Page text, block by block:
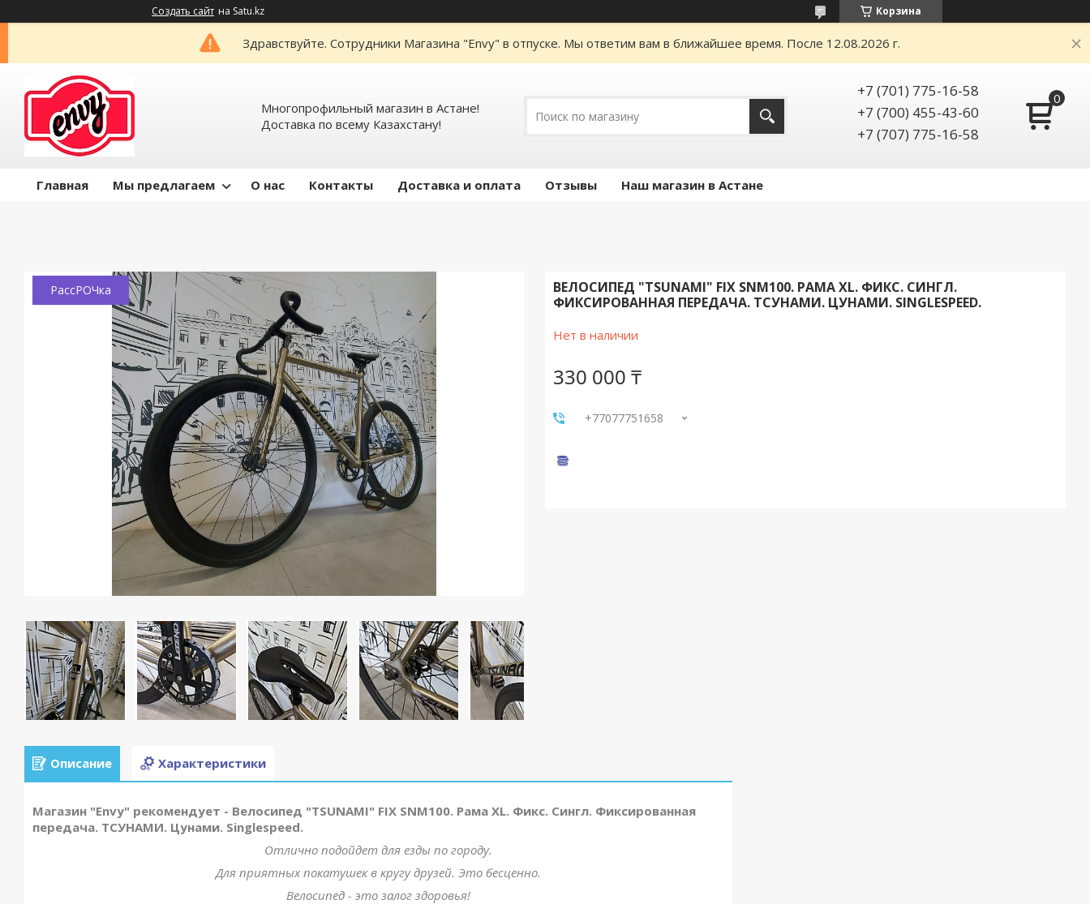
Создать сайт на Satu.kz Корзина
Здравствуйте. Сотрудники Магазина "Envy" в отпуске. Мы ответим вам в ближайшее время. После 12.08.2026 г.
Многопрофильный магазин в Астане!
Доставка по всему Казахстану!
+7 (701) 775-16-58
+7 (700) 455-43-60
+7 (707) 775-16-58
Главная Мы предлагаем О нас Контакты Доставка и оплата Отзывы Наш магазин в Астане
РассРОЧка
ВЕЛОСИПЕД "TSUNAMI" FIX SNM100. РАМА XL. ФИКС. СИНГЛ.
ФИКСИРОВАННАЯ ПЕРЕДАЧА. ТСУНАМИ. ЦУНАМИ. SINGLESPEED.
Нет в наличии
330 000 ₸
+77077751658
Описание Характеристики
Магазин "Envy" рекомендует - Велосипед "TSUNAMI" FIX SNM100. Рама XL. Фикс. Сингл. Фиксированная
передача. ТСУНАМИ. Цунами. Singlespeed.
Отлично подойдет для езды по городу.
Для приятных покатушек в кругу друзей. Это бесценно.
Велосипед - это залог здоровья!